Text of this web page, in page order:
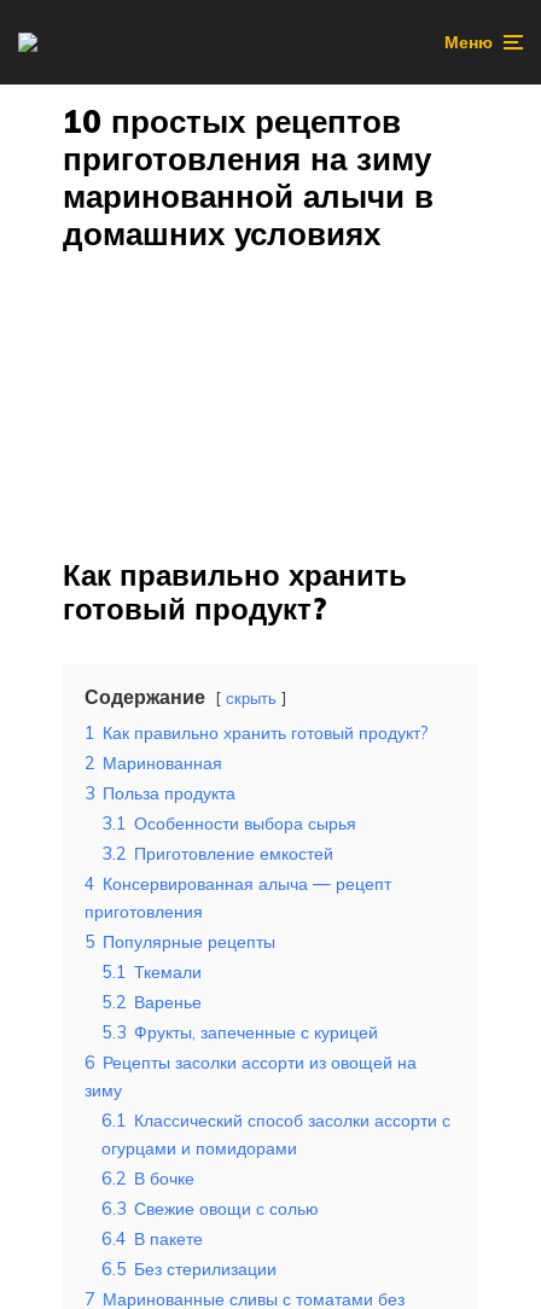
Меню
10 простых рецептов
приготовления на зиму
маринованной алычи в
домашних условиях
Как правильно хранить
готовый продукт?
Содержание скрыть
1 Как правильно хранить готовый продукт?
2 Маринованная
3 Польза продукта
3.1 Особенности выбора сырья
3.2 Приготовление емкостей
4 Консервированная алыча — рецепт
приготовления
5 Популярные рецепты
5.1 Ткемали
5.2 Варенье
5.3 Фрукты, запеченные с курицей
6 Рецепты засолки ассорти из овощей на
зиму
6.1 Классический способ засолки ассорти с
огурцами и помидорами
6.2 В бочке
6.3 Свежие овощи с солью
6.4 В пакете
6.5 Без стерилизации
7 Маринованные сливы с томатами без